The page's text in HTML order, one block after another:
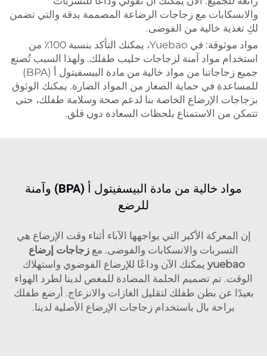
والانسكابات مع زجاجات الرضاعة المصممة بدقة والتي تضمن
لكِ تغذية خالية من الفوضى.
مواد موثوقة: في Yuebao، يمكنك التأكد بنسبة 100٪ من
استخدام مواد آمنة لزجاجات حليب طفلك. ولهذا السبب تُصنع
جميع زجاجاتنا من مواد خالية من مادة البيسفيتول أ (BPA)
للمساعدة في حماية الصغار من المواد الضارة. يمكنك الوثوق
بزجاجات الإرضاع الخاصة بنا لدعم صحة وسلامة طفلك، حتى
تتمكن من الاستمتاع بلحظات السعادة دون قلق.
مواد خالية من مادة البيسفيتول أ (BPA) وآمنة
للرضع
إن المعركة الأكبر التي يواجهها الآباء أثناء وقت الإرضاع هي
التسربات والانسكابات والفوضى. مع زجاجات إرضاع
yuebao يمكنك الآن وداعًا للإرضاع الفوضوي واستهلاك
الوقت. تم تصميم الحلمة المضادة للمغص لدينا لطرد الهواء
بعيدًا عن بطن طفلك لتقليل الغازات والانزعاج. أرضع طفلك
براحة بال باستخدام زجاجات الإرضاع الأصلية لدينا.